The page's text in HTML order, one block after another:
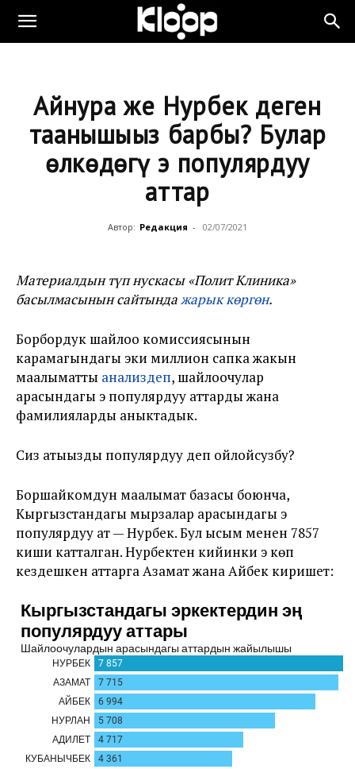
Айнура же Нурбек деген
таанышыңыз барбы? Булар
өлкөдөгү эң популярдуу
аттар
Автор: Редакция - 02/07/2021
Материалдын түп нускасы «Полит Клиника»
басылмасынын сайтындажарык көргөн.
Борбордук шайлоо комиссиясынын
карамагындагы эки миллион сапка жакын
маалыматты анализдеп, шайлоочулар
арасындагы эң популярдуу аттарды жана
фамилияларды аныктадык.
Сиз атыңызды популярдуу деп ойлойсузбу?
Боршайкомдун маалымат базасы боюнча,
Кыргызстандагы мырзалар арасындагы эң
популярдуу ат — Нурбек. Бул ысым менен 7857
киши катталган. Нурбектен кийинки эң көп
кездешкен аттарга Азамат жана Айбек киришет: